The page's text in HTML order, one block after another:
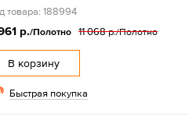
товара: 188994
р./Полотно 11 068 р./Полотно
В корзину
Быстрая покупка